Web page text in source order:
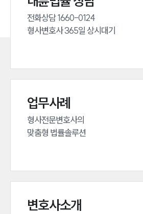
전화상담 1660-0124
형사변호사 365일 상시대기
업무사례
형사전문변호사의
맞춤형 법률솔루션
변호사소개